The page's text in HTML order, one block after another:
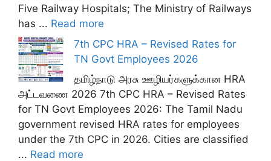
Five Railway Hospitals; The Ministry of Railways
has ... Read more
7th CPC HRA – Revised Rates for
TN Govt Employees 2026
தமிழ்நாடு அரசு ஊழியர்களுக்கான HRA
அட்டவணை 2026 7th CPC HRA – Revised Rates
for TN Govt Employees 2026: The Tamil Nadu
government revised HRA rates for employees
under the 7th CPC in 2026. Cities are classified
... Read more